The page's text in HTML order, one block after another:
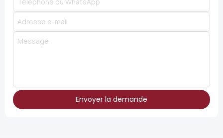
Envoyer la demande